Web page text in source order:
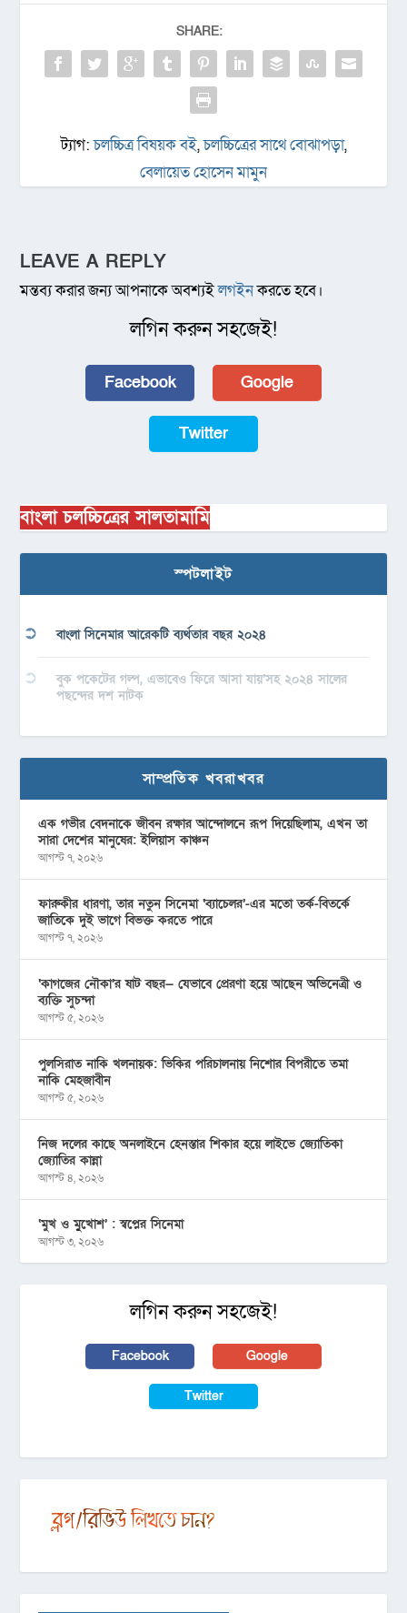
SHARE:
ট্যাগ:চলচ্চিত্র বিষয়ক বই,চলচ্চিত্রের সাথে বোঝাপড়া,
বেলায়েত হোসেন মামুন
LEAVE A REPLY
মন্তব্য করার জন্য আপনাকে অবশ্যইলগইনকরতে হবে।
লগিন করুন সহজেই!
Facebook Google
Twitter
বাংলা চলচ্চিত্রের সালতামামি
স্পটলাইট
বাংলা সিনেমার আরেকটি ব্যর্থতার বছর ২০২৪
বুক পকেটের গল্প, এভাবেও ফিরে আসা যায়’সহ ২০২৪ সালের
পছন্দের দশ নাটক
সাম্প্রতিক খবরাখবর
এক গভীর বেদনাকে জীবন রক্ষার আন্দোলনে রূপ দিয়েছিলাম, এখন তা
সারা দেশের মানুষের: ইলিয়াস কাঞ্চন
আগস্ট ৭, ২০২৬
ফারুকীর ধারণা, তার নতুন সিনেমা ‘ব্যাচেলর’-এর মতো তর্ক-বিতর্কে
জাতিকে দুই ভাগে বিভক্ত করতে পারে
আগস্ট ৭, ২০২৬
‘কাগজের নৌকা’র ষাট বছর— যেভাবে প্রেরণা হয়ে আছেন অভিনেত্রী ও
ব্যক্তি সুচন্দা
আগস্ট ৫, ২০২৬
পুলসিরাত নাকি খলনায়ক: ভিকির পরিচালনায় নিশোর বিপরীতে তমা
নাকি মেহজাবীন
আগস্ট ৫, ২০২৬
নিজ দলের কাছে অনলাইনে হেনস্তার শিকার হয়ে লাইভে জ্যোতিকা
জ্যোতির কান্না
আগস্ট ৪, ২০২৬
‘মুখ ও মু্খোশ’ : স্বপ্নের সিনেমা
আগস্ট ৩, ২০২৬
লগিন করুন সহজেই!
Facebook Google
Twitter